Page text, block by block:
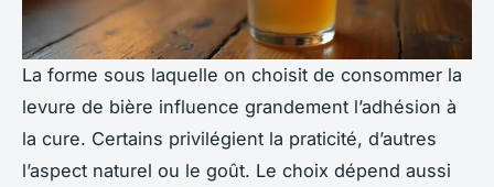
La forme sous laquelle on choisit de consommer la
levure de bière influence grandement l’adhésion à
la cure. Certains privilégient la praticité, d’autres
l’aspect naturel ou le goût. Le choix dépend aussi